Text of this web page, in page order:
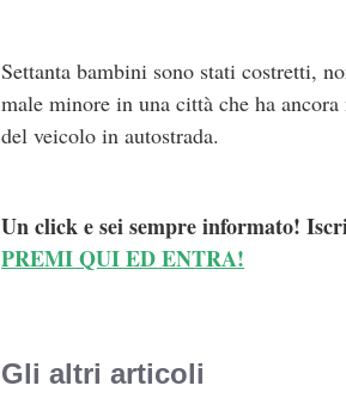
Settanta bambini sono stati costretti,
male minore in una città che ha
del veicolo in autostrada.
Un click e sei sempre informato!
PREMI QUI ED ENTRA!
Gli altri articoli